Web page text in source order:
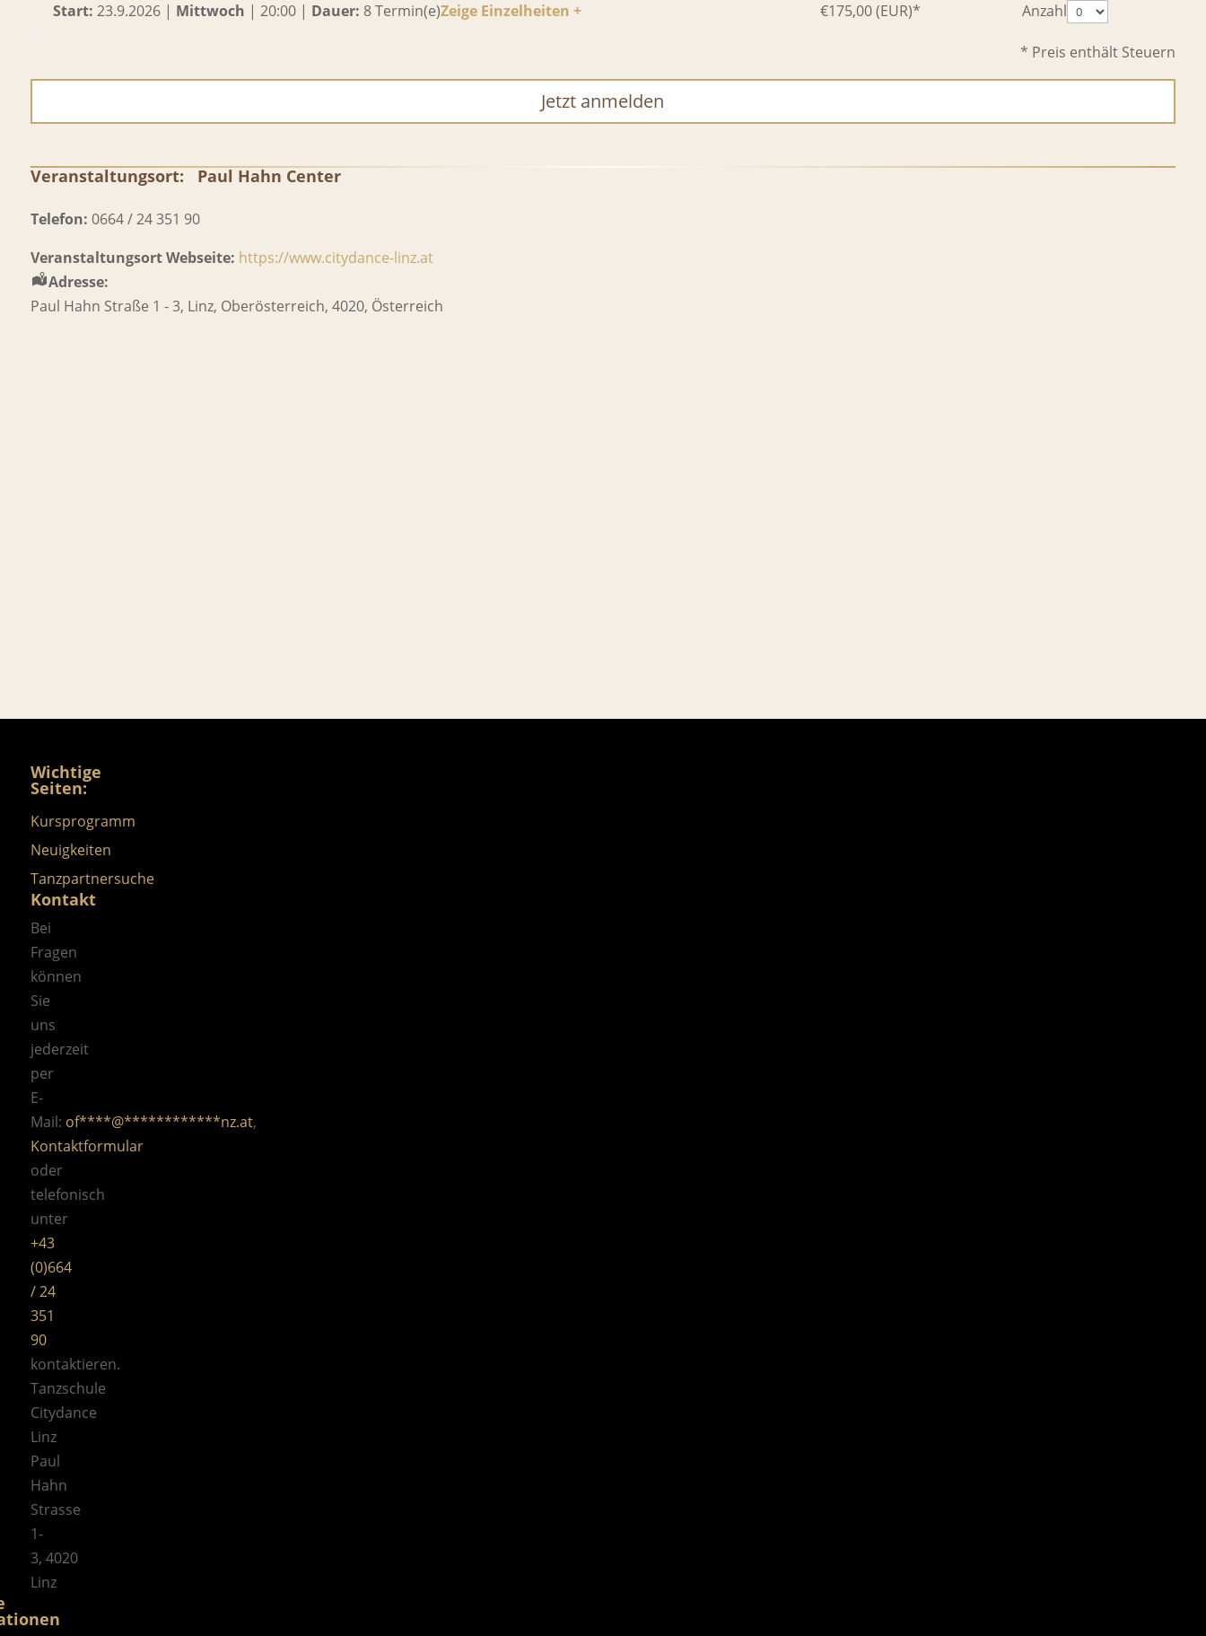
Start: 23.9.2026 | Mittwoch | 20:00 | Dauer: 8 Termin(e)Zeige Einzelheiten + €175,00(EUR)* Anzahl
* Preis enthält Steuern
Veranstaltungsort: Paul Hahn Center
Telefon: 0664 / 24 351 90
Veranstaltungsort Webseite: https://www.citydance-linz.at
Adresse:
Paul Hahn Straße 1 - 3, Linz, Oberösterreich, 4020, Österreich
Wichtige
Seiten:
Kursprogramm
Neuigkeiten
Tanzpartnersuche
Kontakt
Bei
Fragen
können
Sie
uns
jederzeit
per
E-
Mail: of****@************nz.at,
Kontaktformular
oder
telefonisch
unter
+43
(0)664
/ 24
351
90
kontaktieren.
Tanzschule
Citydance
Linz
Paul
Hahn
Strasse
1-
3, 4020
Linz